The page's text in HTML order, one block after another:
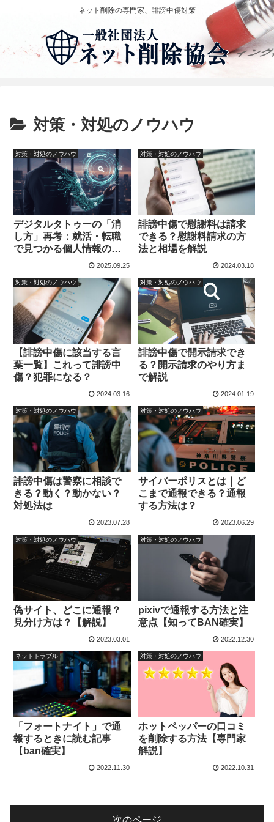
ネット削除の専門家、誹謗中傷対策
対策・対処のノウハウ
対策・対処のノウハウ
デジタルタトゥーの「消
し方」再考：就活・転職
で見つかる個人情報のリ
2025.09.25
対策・対処のノウハウ
誹謗中傷で慰謝料は請求
できる？慰謝料請求の方
法と相場を解説
2024.03.18
対策・対処のノウハウ
【誹謗中傷に該当する言
葉一覧】これって誹謗中
傷？犯罪になる？
2024.03.16
対策・対処のノウハウ
誹謗中傷で開示請求でき
る？開示請求のやり方ま
で解説
2024.01.19
対策・対処のノウハウ
誹謗中傷は警察に相談で
きる？動く？動かない？
対処法は
2023.07.28
対策・対処のノウハウ
サイバーポリスとは｜ど
こまで通報できる？通報
する方法は？
2023.06.29
対策・対処のノウハウ
偽サイト、どこに通報？
見分け方は？【解説】
2023.03.01
対策・対処のノウハウ
pixivで通報する方法と注
意点【知ってBAN確実】
2022.12.30
ネットトラブル
「フォートナイト」で通
報するときに読む記事
【ban確実】
2022.11.30
対策・対処のノウハウ
ホットペッパーの口コミ
を削除する方法【専門家
解説】
2022.10.31